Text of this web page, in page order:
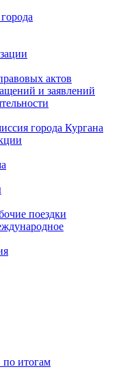
актов
и заявлений
города Кургана
поездки
итогам